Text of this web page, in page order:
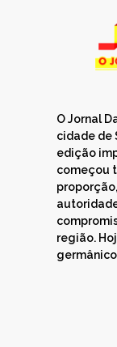
O Jornal
cidade de
edição
começou
região.